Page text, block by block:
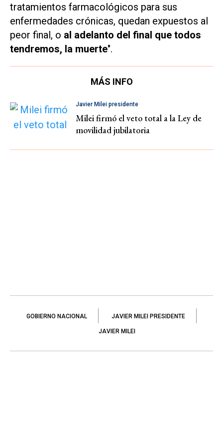
tratamientos farmacológicos para sus
enfermedades crónicas, quedan expuestos al
peor final, o al adelanto del final que todos
tendremos, la muerte".
MÁS INFO
Javier Milei presidente
Milei firmó el veto total a la Ley de
movilidad jubilatoria
GOBIERNO NACIONAL JAVIER MILEI PRESIDENTE
JAVIER MILEI